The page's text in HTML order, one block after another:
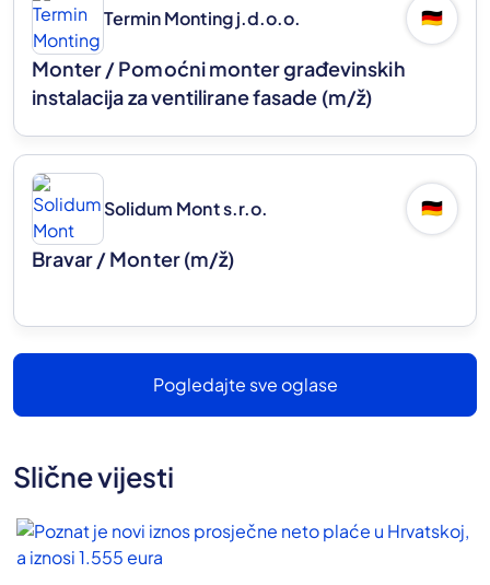
Termin Monting j.d.o.o. 🇩🇪
Monter / Pomoćni monter građevinskih
instalacija za ventilirane fasade (m/ž)
Solidum Mont s.r.o. 🇩🇪
Bravar / Monter(m/ž)
Pogledajte sve oglase
Slične vijesti